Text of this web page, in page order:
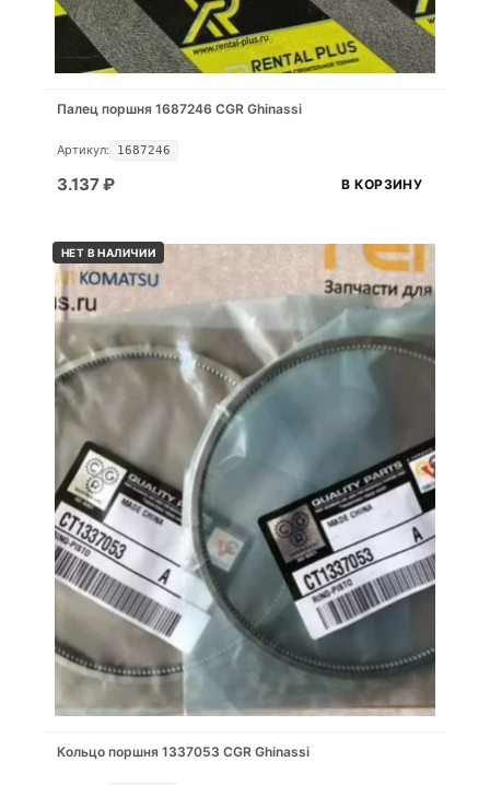
Палец поршня 1687246 CGR Ghinassi
Артикул: 1687246
3.137₽ В КОРЗИНУ
НЕТ В НАЛИЧИИ
Кольцо поршня 1337053 CGR Ghinassi